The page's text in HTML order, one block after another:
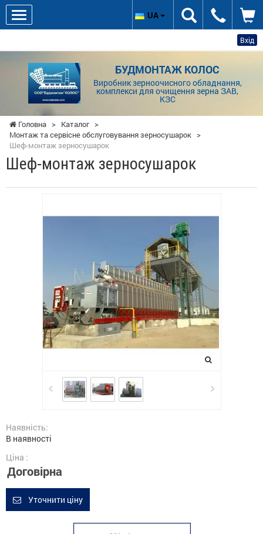
Вхід
БУДМОНТАЖ КОЛОС
Виробник зерноочисного обладнання,
комплекси для очищення зерна ЗАВ,
КЗС
UA
Головна > Каталог >
Монтаж та сервісне обслуговування зерносушарок >
Шеф-монтаж зерносушарок
Шеф-монтаж зерносушарок
Наявність:
В наявності
Ціна :
Договірна
Уточнити ціну